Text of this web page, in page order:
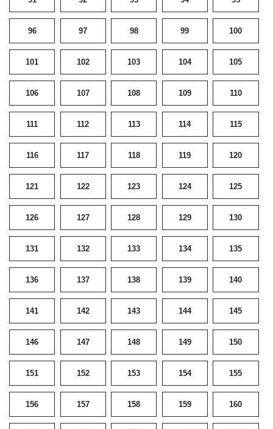
96 97 98 99 100
101 102 103 104 105
106 107 108 109 110
111 112 113 114 115
116 117 118 119 120
121 122 123 124 125
126 127 128 129 130
131 132 133 134 135
136 137 138 139 140
141 142 143 144 145
146 147 148 149 150
151 152 153 154 155
156 157 158 159 160